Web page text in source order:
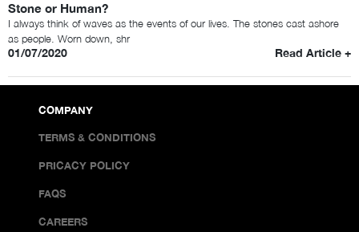
Stone or Human?
I always think of waves as the events of our lives. The stones cast ashore
as people. Worn down, shr
01/07/2020 Read Article +
COMPANY
TERMS & CONDITIONS
PRICACY POLICY
FAQS
CAREERS